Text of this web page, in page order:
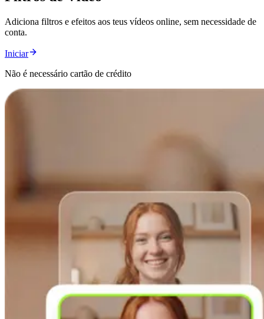
Adiciona filtros e efeitos aos teus vídeos online, sem necessidade de
conta.
Iniciar
Não é necessário cartão de crédito